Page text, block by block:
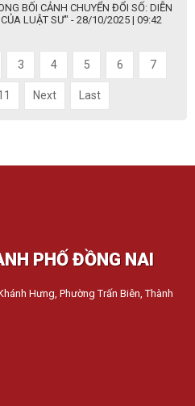
BỐI CẢNH CHUYỂN ĐỔI SỐ: DIỄN
LUẬT SƯ" - 28/10/2025 | 09:42
3 4 5 6 7
Next Last
PHỐ ĐỒNG NAI
Hưng, Phường Trấn Biên, Thành